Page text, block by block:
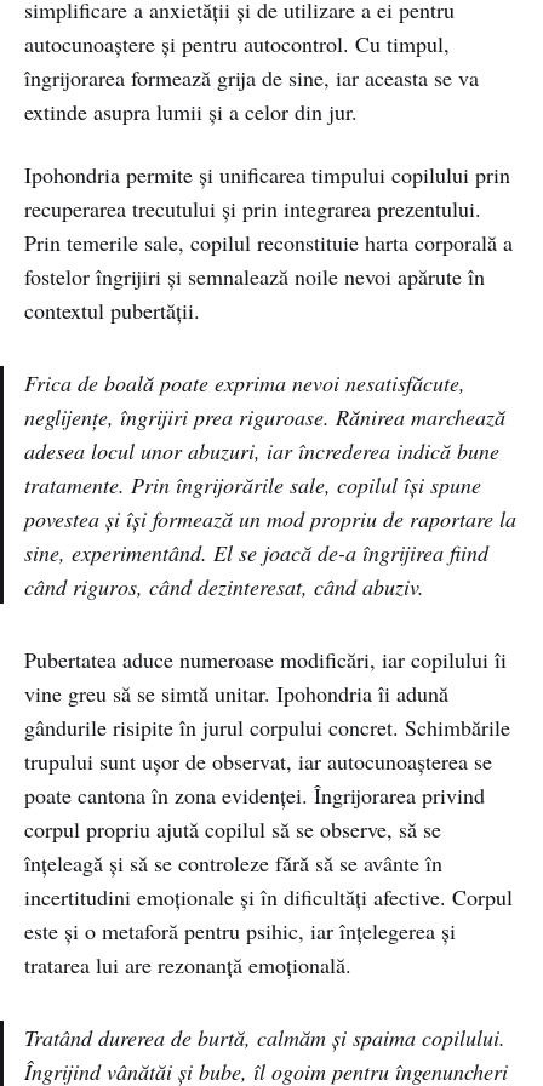
simplificare a anxietății și de utilizare a ei pentru
autocunoaștere și pentru autocontrol. Cu timpul,
îngrijorarea formează grija de sine, iar aceasta se va
extinde asupra lumii și a celor din jur.
Ipohondria permite și unificarea timpului copilului prin
recuperarea trecutului și prin integrarea prezentului.
Prin temerile sale, copilul reconstituie harta corporală a
fostelor îngrijiri și semnalează noile nevoi apărute în
contextul pubertății.
Frica de boală poate exprima nevoi nesatisfăcute,
neglijențe, îngrijiri prea riguroase. Rănirea marchează
adesea locul unor abuzuri, iar încrederea indică bune
tratamente. Prin îngrijorările sale, copilul își spune
povestea și își formează un mod propriu de raportare la
sine, experimentând. El se joacă de-a îngrijirea fiind
când riguros, când dezinteresat, când abuziv.
Pubertatea aduce numeroase modificări, iar copilului îi
vine greu să se simtă unitar. Ipohondria îi adună
gândurile risipite în jurul corpului concret. Schimbările
trupului sunt ușor de observat, iar autocunoașterea se
poate cantona în zona evidenței. Îngrijorarea privind
corpul propriu ajută copilul să se observe, să se
înțeleagă și să se controleze fără să se avânte în
incertitudini emoționale și în dificultăți afective. Corpul
este și o metaforă pentru psihic, iar înțelegerea și
tratarea lui are rezonanță emoțională.
Tratând durerea de burtă, calmăm și spaima copilului.
Îngrijind vânătăi și bube, îl ogoim pentru îngenuncheri